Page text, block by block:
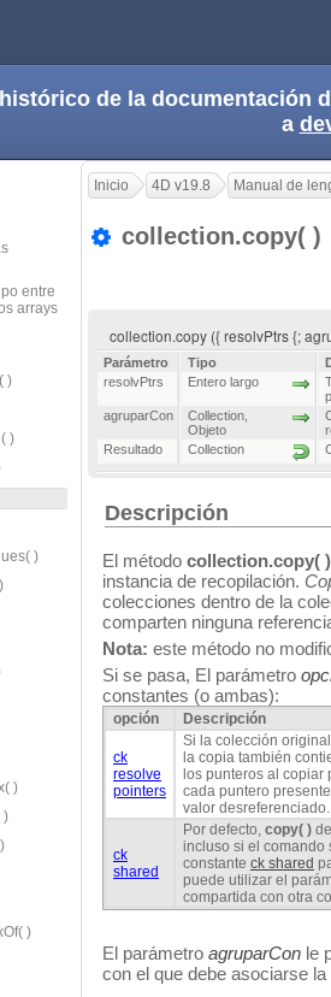
de la documentación
a
entre
arrays
)
)
)
)
)
)
Inicio 4D v19.8 Manual de
collection.copy( )
collection.copy ({ resolvPtrs {;
Parámetro Tipo
resolvPtrs
Entero largo
agruparCon
Collection
Objeto
Resultado
Collection
Descripción
El método collection.copy( )
instancia de recopilación.
colecciones dentro de la
comparten ninguna
Nota: este método no
Si se pasa, El parámetro
constantes (o ambas):
opción Descripción
ck
resolve
pointers
Si la colección
la copia también
los punteros al
cada puntero
valor desreferenciado.
ck
shared
Por defecto, copy( )
incluso si el comando
constante ck shared
puede utilizar el
compartida con otra
El parámetro agruparCon le
con el que debe asociarse